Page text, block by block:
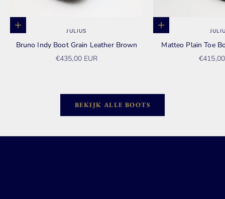
Opties kiezen JULIUS
Bruno Indy Boot Grain Leather Brown
Aanbiedingsprijs
€435,00 EUR
Opties kiezen
Matteo Plain Toe
BEKIJK ALLE BOOTS